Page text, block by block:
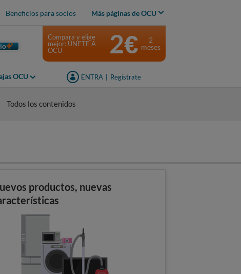
Beneficios para socios Más páginas de OCU
OCU ENTRA Regístrate
Compara y elige
mejor: ÚNETE A
OCU
2€
2
meses
Todos los contenidos
productos, nuevas